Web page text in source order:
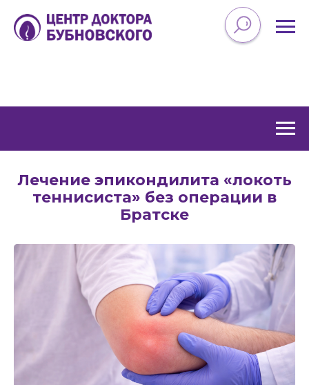
Лечение эпикондилита «локоть
теннисиста» без операции в
Братске